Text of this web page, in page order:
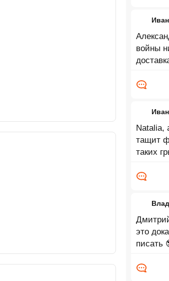
войны
Natalia,
тащит
таких
это
писать